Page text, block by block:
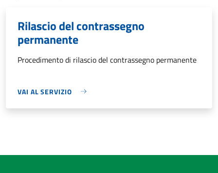
Rilascio del contrassegno
permanente
Procedimento di rilascio del contrassegno permanente
VAI AL SERVIZIO